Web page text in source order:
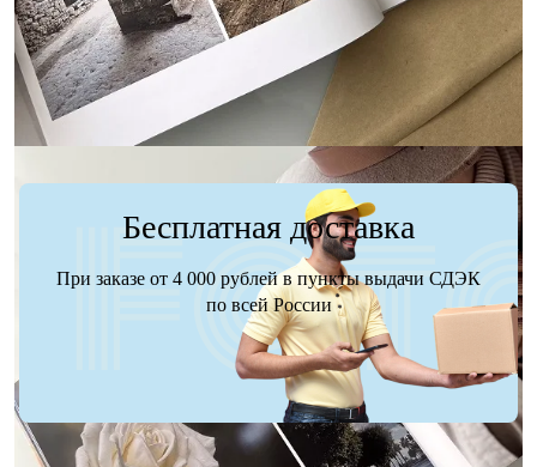
Заказать
Бесплатная доставка
При заказе от 4 000 рублей в пункты выдачи СДЭК
по всей России